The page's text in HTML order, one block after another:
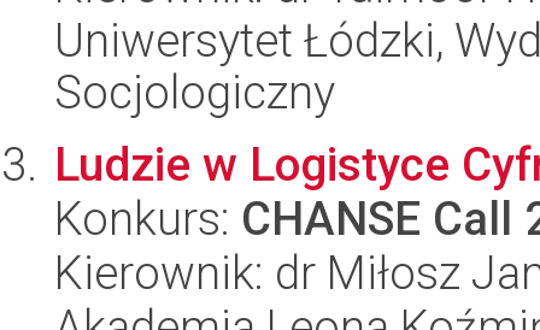
Uniwersytet Łódzki,
Socjologiczny
Ludzie w Logistyce
Konkurs: CHANSE Call
Kierownik: dr Miłosz